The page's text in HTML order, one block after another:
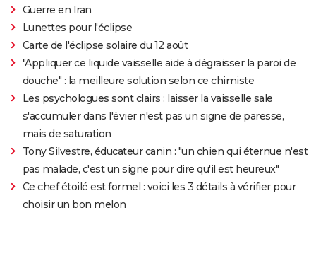
Guerre en Iran
Lunettes pour l'éclipse
Carte de l'éclipse solaire du 12 août
"Appliquer ce liquide vaisselle aide à dégraisser la paroi de
douche" : la meilleure solution selon ce chimiste
Les psychologues sont clairs : laisser la vaisselle sale
s'accumuler dans l'évier n'est pas un signe de paresse,
mais de saturation
Tony Silvestre, éducateur canin : "un chien qui éternue n'est
pas malade, c'est un signe pour dire qu'il est heureux"
Ce chef étoilé est formel : voici les 3 détails à vérifier pour
choisir un bon melon